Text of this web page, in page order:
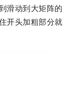
滑动到大矩阵的
开头加粗部分就